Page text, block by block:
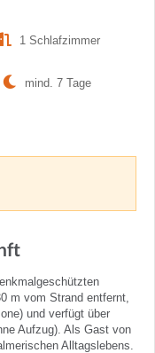
1 Schlafzimmer
mind. 7 Tage
m vom Strand entfernt,
und verfügt über
Aufzug). Als Gast von
Alltagslebens.